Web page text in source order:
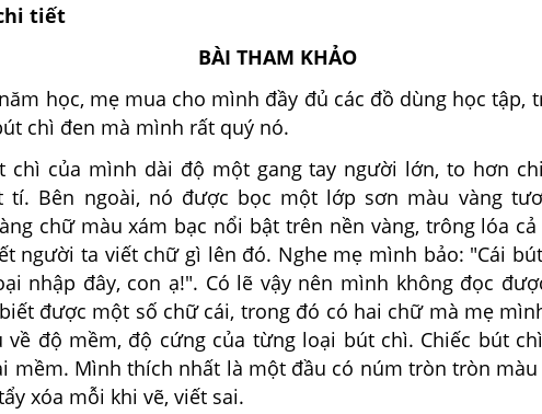
tiết
BÀI THAM KHẢO
học, mẹ mua cho mình đầy đủ các đồ dùng học tập,
chì đen mà mình rất quý nó.
chì của mình dài độ một gang tay người lớn, to hơn
tí. Bên ngoài, nó được bọc một lớp sơn màu vàng
chữ màu xám bạc nổi bật trên nền vàng, trông lóa
người ta viết chữ gì lên đó. Nghe mẹ mình bảo: "Cái
nhập đây, con ạ!". Có lẽ vậy nên mình không đọc
được một số chữ cái, trong đó có hai chữ mà mẹ
về độ mềm, độ cứng của từng loại bút chì. Chiếc bút
mềm. Mình thích nhất là một đầu có núm tròn tròn
xóa mỗi khi vẽ, viết sai.